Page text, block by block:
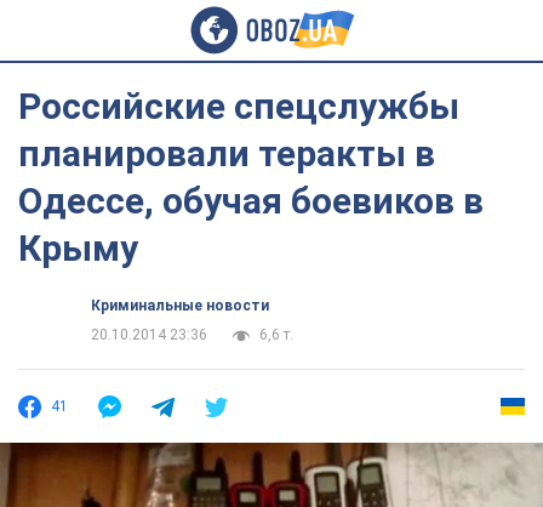
Российские спецслужбы
планировали теракты в
Одессе, обучая боевиков в
Крыму
Криминальные новости
20.10.2014 23:36
6,6 т.
41